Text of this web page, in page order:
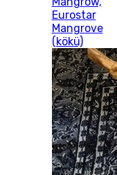
Eurostar
Mangrove
(kökü)